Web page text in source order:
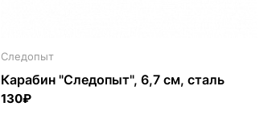
Следопыт
Карабин "Следопыт", 6,7 см, сталь
130₽